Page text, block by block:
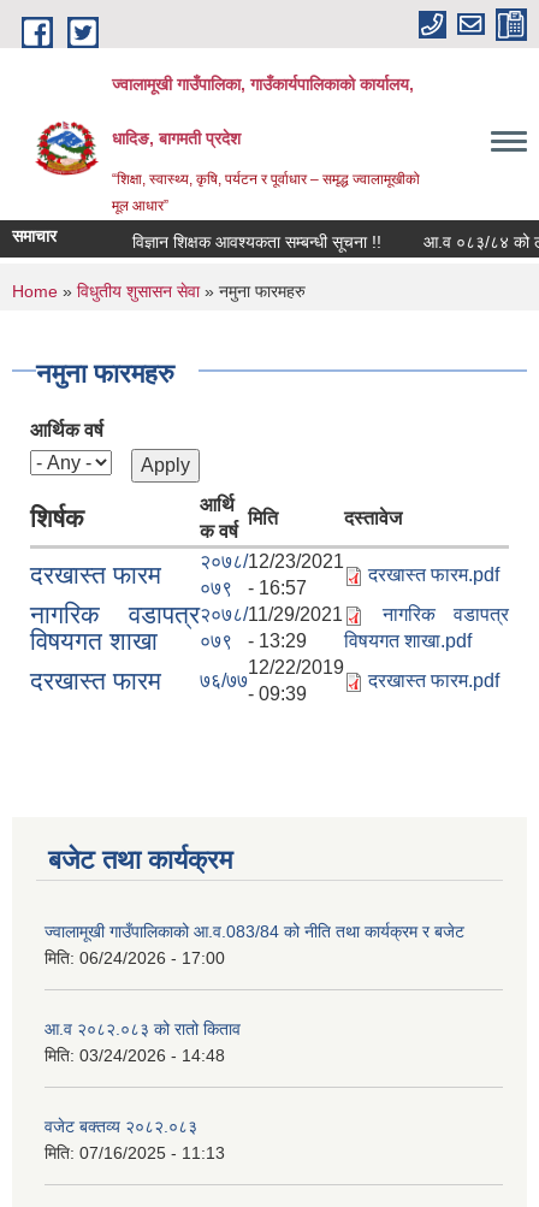
Skip to main content
ज्वालामूखी गाउँपालिका, गाउँकार्यपालिकाको कार्यालय,
धादिङ, बागमती प्रदेश
“शिक्षा, स्वास्थ्य, कृषि, पर्यटन र पूर्वाधार – समृद्ध ज्वालामूखीको
मूल आधार”
समाचार विज्ञान शिक्षक आवश्यकता सम्बन्धी सूचना !! आ.व ०८३/८४ को
You are here
Home » विधुतीय शुसासन सेवा» नमुना फारमहरु
नमुना फारमहरु
आर्थिक वर्ष
शिर्षक
आर्थि
क वर्ष
मिति दस्तावेज
दरखास्त फारम
२०७८/
०७९
12/23/2021
- 16:57
दरखास्त फारम.pdf
नागरिक वडापत्र
विषयगत शाखा
२०७८/
०७९
11/29/2021
- 13:29
नागरिक वडापत्र
विषयगत शाखा.pdf
दरखास्त फारम ७६/७७
12/22/2019
- 09:39
दरखास्त फारम.pdf
बजेट तथा कार्यक्रम
ज्वालामूखी गाउँपालिकाको आ.व.083/84 को नीति तथा कार्यक्रम र बजेट
मिति: 06/24/2026 - 17:00
आ.व २०८२.०८३ को रातो किताव
मिति: 03/24/2026 - 14:48
वजेट बक्तव्य २०८२.०८३
मिति: 07/16/2025 - 11:13